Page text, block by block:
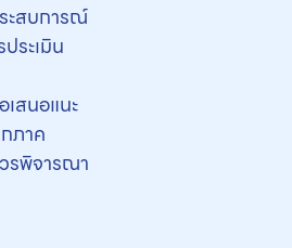
ะสบการณ์
ระเมิน
สนอแนะ
ภาค
รพิจารณา